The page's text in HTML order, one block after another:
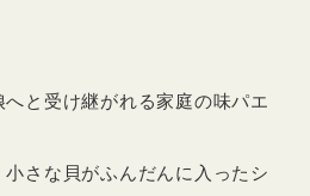
と受け継がれる家庭の味パエ
さな貝がふんだんに入ったシ